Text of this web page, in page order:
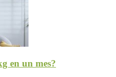
en un mes?